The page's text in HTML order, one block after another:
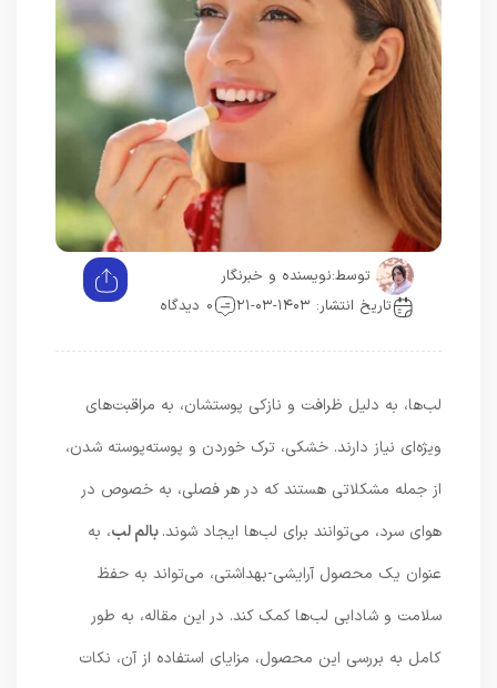
توسط: نویسنده و خبرنگار
تاریخ انتشار: ۱۴۰۳-۰۳-۲۱
0 دیدگاه
لب‌ها، به دلیل ظرافت و نازکی پوستشان، به مراقبت‌های
ویژه‌ای نیاز دارند. خشکی، ترک خوردن و پوسته‌پوسته شدن،
از جمله مشکلاتی هستند که در هر فصلی، به خصوص در
هوای سرد، می‌توانند برای لب‌ها ایجاد شوند.بالم لب، به
عنوان یک محصول آرایشی-بهداشتی، می‌تواند به حفظ
سلامت و شادابی لب‌ها کمک کند. در این مقاله، به طور
کامل به بررسی این محصول، مزایای استفاده از آن، نکات